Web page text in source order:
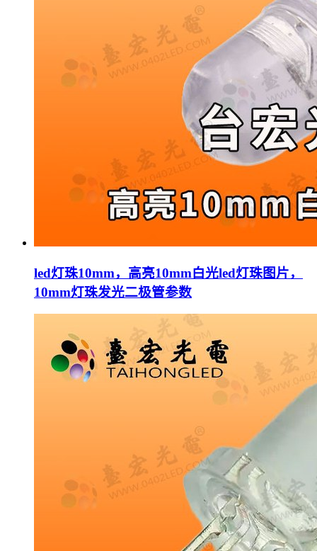
led灯珠10mm，高亮10mm白光led灯珠图片，
10mm灯珠发光二极管参数